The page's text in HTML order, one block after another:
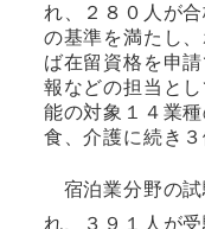
れ、２８０人が
の基準を満たし
ば在留資格を申
報などの担当と
能の対象１４業
食、介護に続き３
宿泊業分野の試
れ、３９１人が